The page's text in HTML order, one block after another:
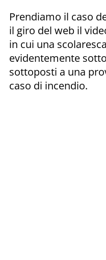
Prendiamo il caso
il giro del web il
in cui una
evidentemente
sottoposti a una
caso di incendio.